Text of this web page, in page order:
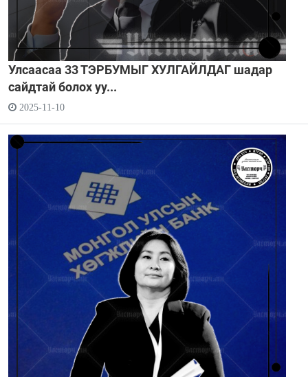
Улсаасаа 33 ТЭРБУМЫГ ХУЛГАЙЛДАГ шадар
сайдтай болох уу...
2025-11-10